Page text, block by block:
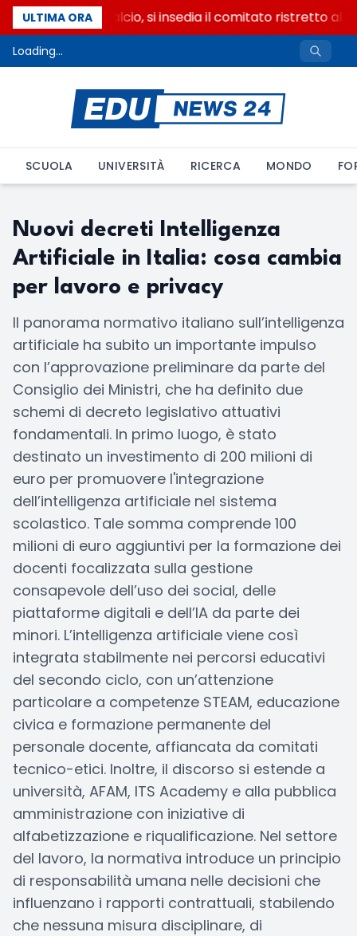
ULTIMA ORA
Riforma del calcio, si insedia il comitato ristretto al
Loading...
SCUOLA UNIVERSITÀ RICERCA MONDO
Nuovi decreti Intelligenza
Artificiale in Italia: cosa cambia
per lavoro e privacy
Il panorama normativo italiano sull’intelligenza
artificiale ha subito un importante impulso
con l’approvazione preliminare da parte del
Consiglio dei Ministri, che ha definito due
schemi di decreto legislativo attuativi
fondamentali. In primo luogo, è stato
destinato un investimento di 200 milioni di
euro per promuovere l'integrazione
dell’intelligenza artificiale nel sistema
scolastico. Tale somma comprende 100
milioni di euro aggiuntivi per la formazione dei
docenti focalizzata sulla gestione
consapevole dell’uso dei social, delle
piattaforme digitali e dell’IA da parte dei
minori. L’intelligenza artificiale viene così
integrata stabilmente nei percorsi educativi
del secondo ciclo, con un’attenzione
particolare a competenze STEAM, educazione
civica e formazione permanente del
personale docente, affiancata da comitati
tecnico-etici. Inoltre, il discorso si estende a
università, AFAM, ITS Academy e alla pubblica
amministrazione con iniziative di
alfabetizzazione e riqualificazione. Nel settore
del lavoro, la normativa introduce un principio
di responsabilità umana nelle decisioni che
influenzano i rapporti contrattuali, stabilendo
che nessuna misura disciplinare, di